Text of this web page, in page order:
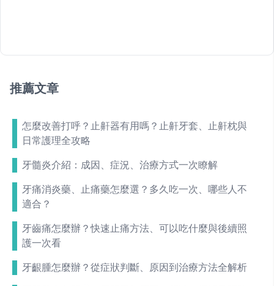
推薦文章
怎麼改善打呼？止鼾器有用嗎？止鼾牙套、止鼾枕與
日常護理全攻略
牙髓炎介紹：成因、症況、治療方式一次瞭解
牙痛消炎藥、止痛藥怎麼選？多久吃一次、哪些人不
適合？
牙齒痛怎麼辦？快速止痛方法、可以吃什麼與後續照
護一次看
牙齦腫怎麼辦？從症狀判斷、原因到治療方法全解析